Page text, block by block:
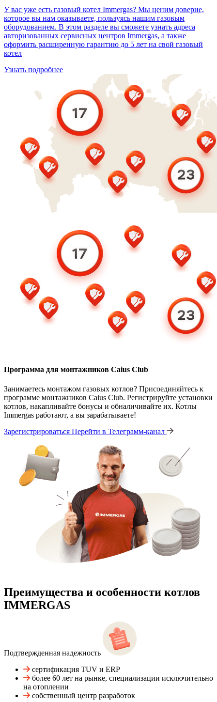
У вас уже есть газовый котел Immergas? Мы ценим доверие,
которое вы нам оказываете, пользуясь нашим газовым
оборудованием. В этом разделе вы сможете узнать адреса
авторизованных сервисных центров Immergas, а также
оформить расширенную гарантию до 5 лет на свой газовый
котел
Узнать подробнее
Программа для монтажников Caius Club
Занимаетесь монтажом газовых котлов? Присоединяйтесь к
программе монтажников Caius Club. Регистрируйте установки
котлов, накапливайте бонусы и обналичивайте их. Котлы
Immergas работают, а вы зарабатываете!
Зарегистрироваться Перейти в Телеграмм-канал
Преимущества и особенности котлов
IMMERGAS
Подтвержденная надежность
сертификация TUV и ERP
более 60 лет на рынке, специализации исключительно
на отоплении
собственный центр разработок